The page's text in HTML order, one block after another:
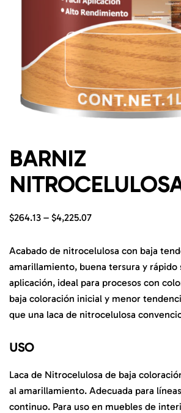
BARNIZ
$264.13 – $4,225.07
Acabado de nitrocelulosa con baja
amarillamiento, buena tersura y rápido
aplicación, ideal para procesos con
baja coloración inicial y menor
que una laca de nitrocelulosa
USO
Laca de Nitrocelulosa de baja
al amarillamiento. Adecuada para
continuo. Para uso en muebles de